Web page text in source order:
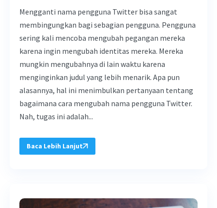
Mengganti nama pengguna Twitter bisa sangat
membingungkan bagi sebagian pengguna. Pengguna
sering kali mencoba mengubah pegangan mereka
karena ingin mengubah identitas mereka. Mereka
mungkin mengubahnya di lain waktu karena
menginginkan judul yang lebih menarik. Apa pun
alasannya, hal ini menimbulkan pertanyaan tentang
bagaimana cara mengubah nama pengguna Twitter.
Nah, tugas ini adalah...
Baca Lebih Lanjut